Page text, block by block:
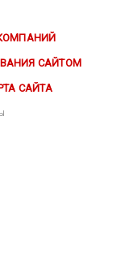
САЙТОМ
САЙТА